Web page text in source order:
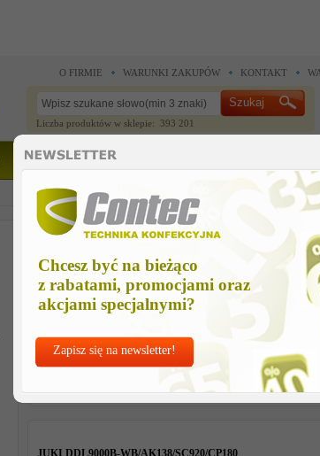
Chcesz być na bieżąco
z rabatami, promocjami oraz
akcjami specjalnymi?
Zapisz się na newsletter!
O FIRMIE WARUNKI ZAKUPÓW KONTAKT
Liczba produktów w sklepie: 393 201
CZĘŚCI ZAMIENNE
JUKI DDL9000B-WB/AK138/SC920/CP180